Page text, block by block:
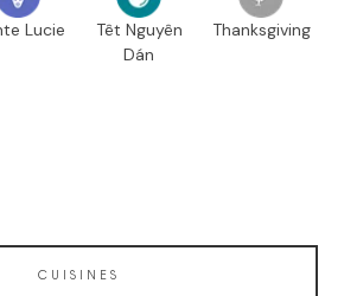
Lucie
Têt Nguyên
Dán
Thanksgiving
CUISINES